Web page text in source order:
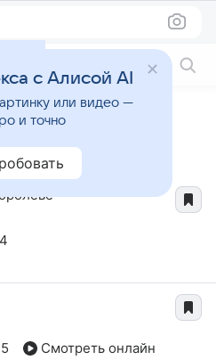
«Шоу Гертруды
Смотреть онлайн
с Алисой AI
или видео —
и точно